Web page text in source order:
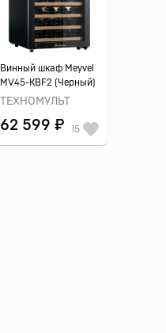
Винный шкаф Meyvel
MV45-KBF2 (Черный)
ТЕХНОМУЛЬТ
62 599 ₽ 15